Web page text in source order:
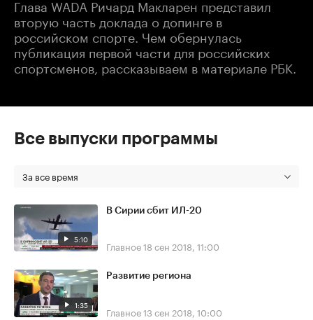
Глава WADA Ричард Макларен представил
вторую часть доклада о допинге в
российском спорте. Чем обернулась
публикация первой части для российских
спортсменов, рассказываем в материале РБК.
Все выпуски программы
За все время
5:10
В Сирии сбит ИЛ-20
Главное18 сен 2018, 11:00
1:35
Развитие региона
Главное13 сен 2018, 10:00